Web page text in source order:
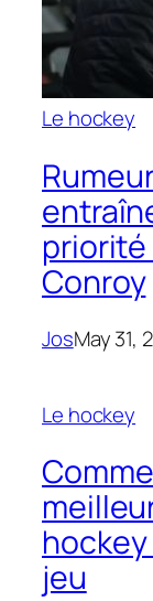
Le hockey
priorité
Conroy
JosMay 31,
Le hockey
jeu